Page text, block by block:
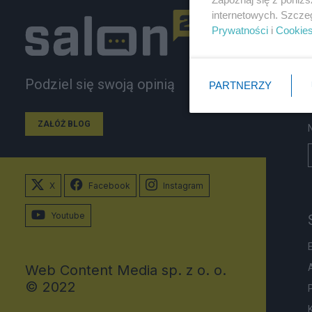
Podziel się swoją opinią
ZAŁÓŻ BLOG
X Facebook Instagram
Youtube
Web Content Media sp. z o. o.
© 2022
internetowych.
Prywatności i Cookies
PARTNERZY